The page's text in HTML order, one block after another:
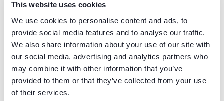
This website uses cookies
We use cookies to personalise content and ads, to
provide social media features and to analyse our traffic.
We also share information about your use of our site with
our social media, advertising and analytics partners who
may combine it with other information that you’ve
provided to them or that they’ve collected from your use
of their services.
Entrez dans le futur
avec la technologie
NFC.
D’une simple pression sur votre smartphone et
notre application MyComelit, vous accédez à un